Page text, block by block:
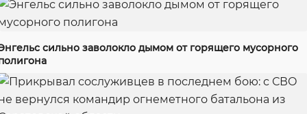
сильно заволокло дымом от горящего мусорного